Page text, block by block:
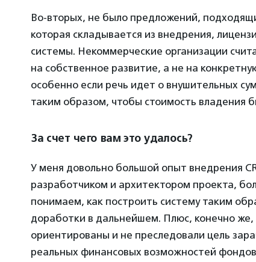
Во-вторых, не было предложений,
которая складывается из внедрения,
системы. Некоммерческие организации
на собственное развитие, а не на
особенно если речь идет о внушительных
таким образом, чтобы стоимость владения
За счет чего вам это удалось?
У меня довольно большой опыт внедрения
разработчиком и архитектором проекта,
понимаем, как построить систему таким
доработки в дальнейшем. Плюс, конечно же,
ориентированы и не преследовали цель
реальных финансовых возможностей